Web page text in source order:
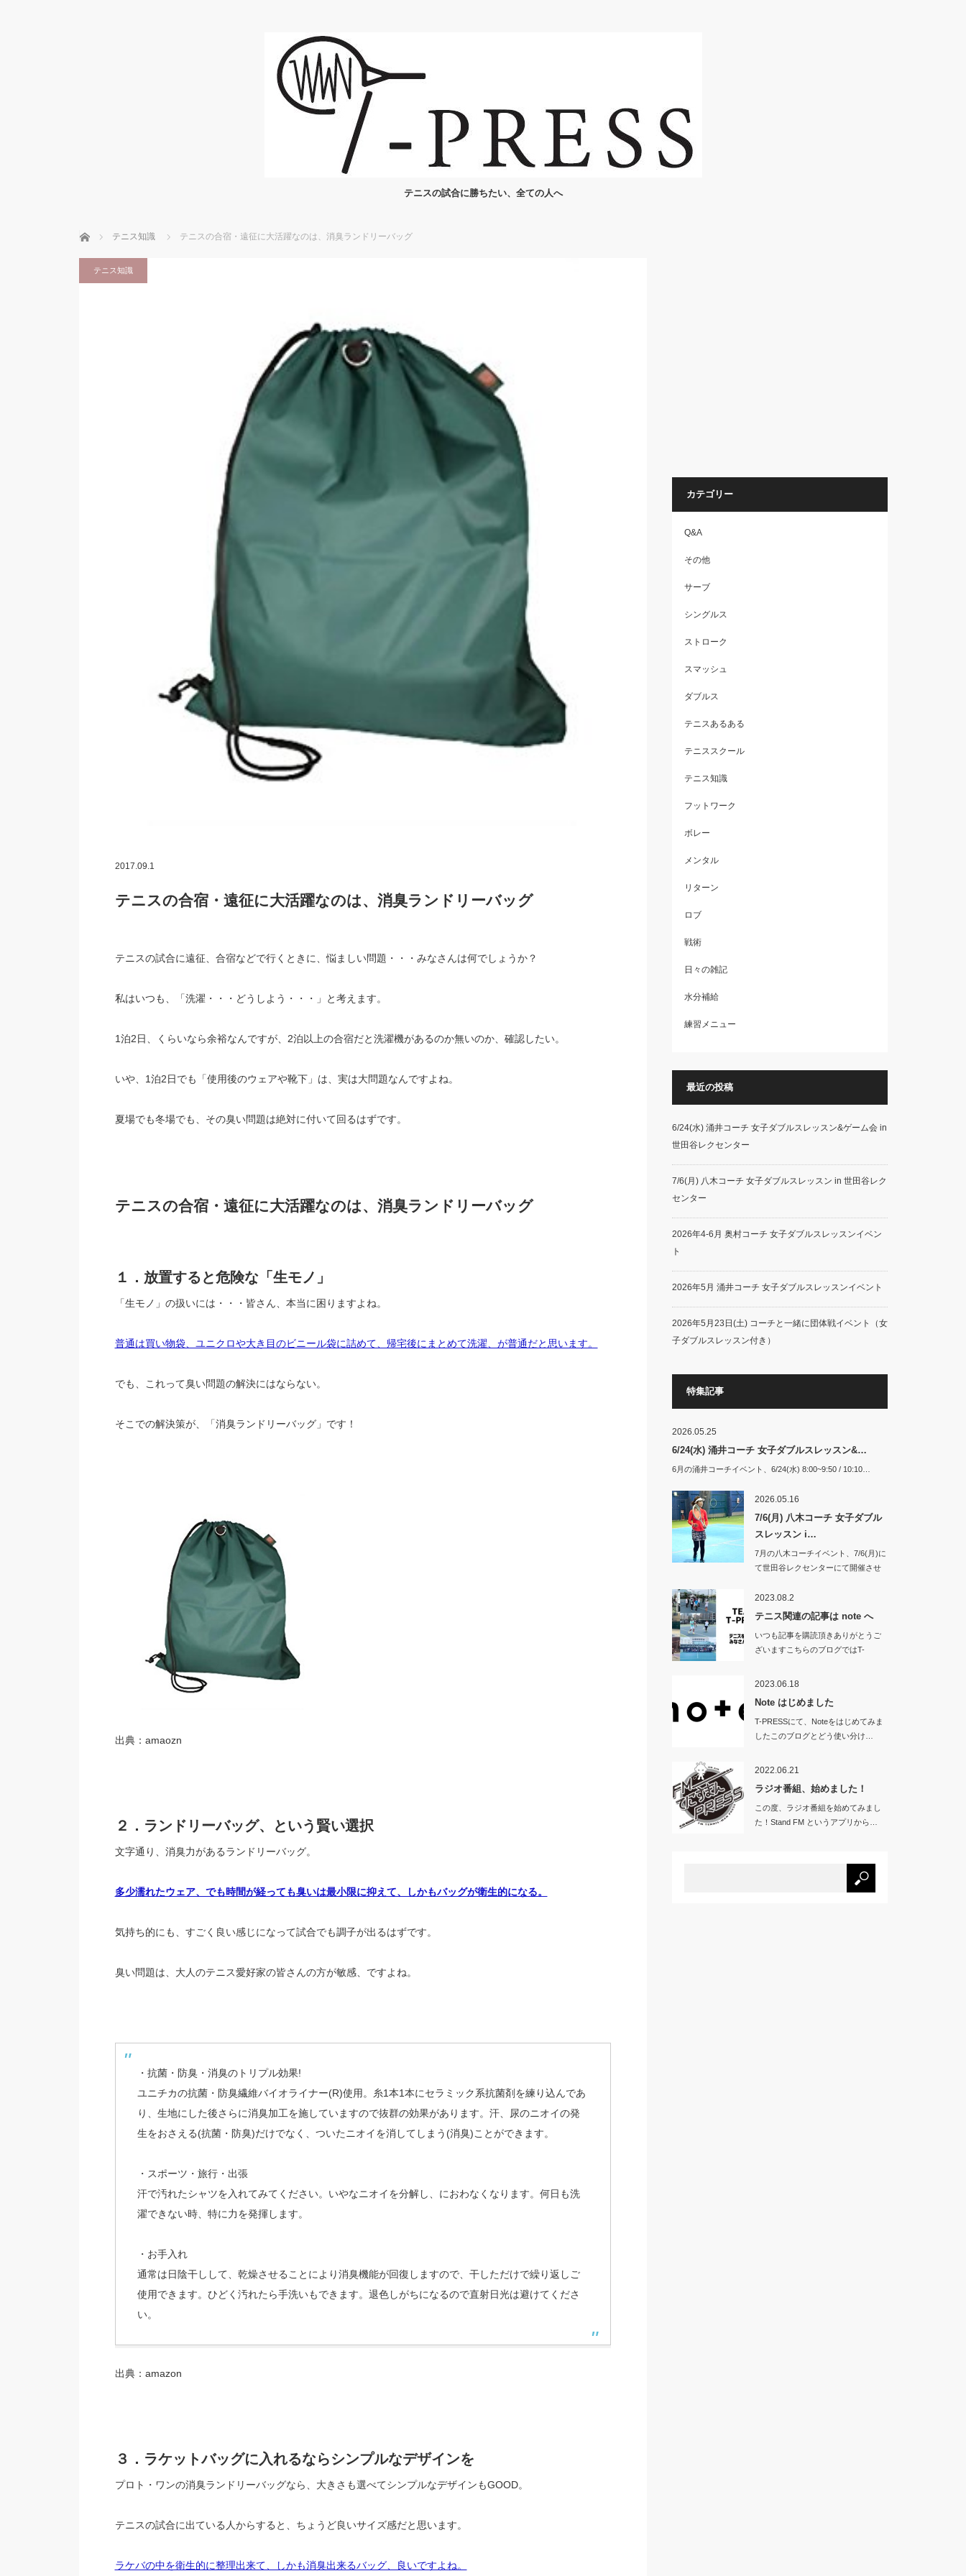
テニスの試合に勝ちたい、全ての人へ
ホーム テニス知識 テニスの合宿・遠征に大活躍なのは、消臭ランドリーバッグ
テニス知識
2017.09.1
テニスの合宿・遠征に大活躍なのは、消臭ランドリーバッグ
テニスの試合に遠征、合宿などで行くときに、悩ましい問題・・・みなさんは何でしょうか？
私はいつも、「洗濯・・・どうしよう・・・」と考えます。
1泊2日、くらいなら余裕なんですが、2泊以上の合宿だと洗濯機があるのか無いのか、確認したい。
いや、1泊2日でも「使用後のウェアや靴下」は、実は大問題なんですよね。
夏場でも冬場でも、その臭い問題は絶対に付いて回るはずです。
テニスの合宿・遠征に大活躍なのは、消臭ランドリーバッグ
１．放置すると危険な「生モノ」
「生モノ」の扱いには・・・皆さん、本当に困りますよね。
普通は買い物袋、ユニクロや大き目のビニール袋に詰めて、帰宅後にまとめて洗濯、が普通だと思います。
でも、これって臭い問題の解決にはならない。
そこでの解決策が、「消臭ランドリーバッグ」です！
出典：amaozn
２．ランドリーバッグ、という賢い選択
文字通り、消臭力があるランドリーバッグ。
多少濡れたウェア、でも時間が経っても臭いは最小限に抑えて、しかもバッグが衛生的になる。
気持ち的にも、すごく良い感じになって試合でも調子が出るはずです。
臭い問題は、大人のテニス愛好家の皆さんの方が敏感、ですよね。
・抗菌・防臭・消臭のトリプル効果!
ユニチカの抗菌・防臭繊維バイオライナー(R)使用。糸1本1本にセラミック系抗菌剤を練り込んであ
り、生地にした後さらに消臭加工を施していますので抜群の効果があります。汗、尿のニオイの発
生をおさえる(抗菌・防臭)だけでなく、ついたニオイを消してしまう(消臭)ことができます。
・スポーツ・旅行・出張
汗で汚れたシャツを入れてみてください。いやなニオイを分解し、におわなくなります。何日も洗
濯できない時、特に力を発揮します。
・お手入れ
通常は日陰干しして、乾燥させることにより消臭機能が回復しますので、干しただけで繰り返しご
使用できます。ひどく汚れたら手洗いもできます。退色しがちになるので直射日光は避けてくださ
い。
出典：amazon
３．ラケットバッグに入れるならシンプルなデザインを
プロト・ワンの消臭ランドリーバッグなら、大きさも選べてシンプルなデザインもGOOD。
テニスの試合に出ている人からすると、ちょうど良いサイズ感だと思います。
ラケバの中を衛生的に整理出来て、しかも消臭出来るバッグ、良いですよね。
カテゴリー
Q&A
その他
サーブ
シングルス
ストローク
スマッシュ
ダブルス
テニスあるある
テニススクール
テニス知識
フットワーク
ボレー
メンタル
リターン
ロブ
戦術
日々の雑記
水分補給
練習メニュー
最近の投稿
6/24(水) 涌井コーチ 女子ダブルスレッスン&ゲーム会 in
世田谷レクセンター
7/6(月) 八木コーチ 女子ダブルスレッスン in 世田谷レク
センター
2026年4-6月 奥村コーチ 女子ダブルスレッスンイベン
ト
2026年5月 涌井コーチ 女子ダブルスレッスンイベント
2026年5月23日(土) コーチと一緒に団体戦イベント（女
子ダブルスレッスン付き）
特集記事
2026.05.25
6/24(水) 涌井コーチ 女子ダブルスレッスン&…
6月の涌井コーチイベント、6/24(水) 8:00~9:50 / 10:10…
2026.05.16
7/6(月) 八木コーチ 女子ダブル
スレッスン i…
7月の八木コーチイベント、7/6(月)に
て世田谷レクセンターにて開催させ
2023.08.2
テニス関連の記事は note へ
いつも記事を購読頂きありがとうご
ざいますこちらのブログではT-
2023.06.18
Note はじめました
T-PRESSにて、Noteをはじめてみま
したこのブログとどう使い分け…
2022.06.21
ラジオ番組、始めました！
この度、ラジオ番組を始めてみまし
た！Stand FM というアプリから…